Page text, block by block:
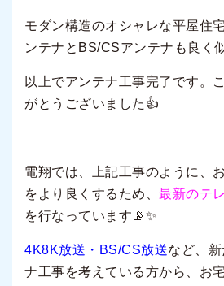
モダン構造のオシャレな平屋住
ンテナとBS/CSアンテナも良く
以上でアンテナ工事完了です。
がとうございました 👍
電翔では、上記工事のように、
をより良くするため、 最新のテ
を行なっています📡✨
4K8K放送・BS/CS放送など、
ナ工事を考えている方から、お